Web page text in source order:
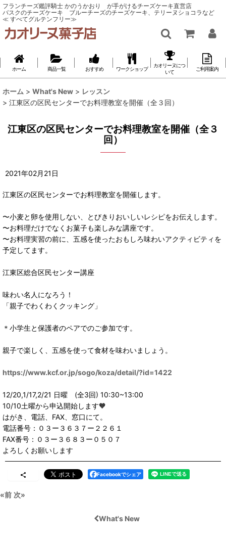
フランチーズ鑑評騎士 かのうかおり が手がけるチーズケーキ直営店
バスクのチーズケーキ ブルーチーズのチーズケーキ、テリーヌショコラなど
≪ すべてグルテンフリー≫
ホーム 商品一覧 おすすめ ワークショップ
カオリーヌにつ
いて
ご利用案内
ホーム > What's New > レッスン
> 江東区の区民センターでお料理教室を開催（全３回）
江東区の区民センターでお料理教室を開催（全３
回）
2021年02月 21 日
江東区の区民センターでお料理教室を開催します。
〜小麦と卵を使用しない、とびきりおいしいレシピをお伝えします。
〜お料理だけでなくお菓子も楽しみな講座です。
〜お料理実習の前に、五感を使ったおもしろ味わいアクティビティを
予定してます。
江東区総合区民センター講座
味わい名人になろう！
「親子でわくわくクッキング」
＊小学生と保護者のペアでのご参加です。
親子で楽しく、五感を使って食材を味わいましょう。
https://www.kcf.or.jp/sogo/koza/detail/?id=1422
12/20,1/17,2/21 日曜 (全3回) 10:30~13:00
10/10土曜から申込開始します🧡
はがき、電話、FAX、窓口にて。
電話番号：０３ー３６３７ー２２６１
FAX番号：０３ー３６８３ー０５０７
よろしくお願いします
Facebookでシェア
«前 次»
What's New